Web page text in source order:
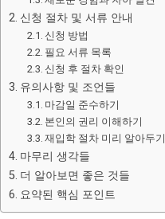
신청 절차 및 서류 안내
신청 방법
필요 서류 목록
신청 후 절차 확인
유의사항 및 조언들
마감일 준수하기
본인의 권리 이해하기
재입학 절차 미리 알아두기
마무리 생각들
더 알아보면 좋은 것들
요약된 핵심 포인트